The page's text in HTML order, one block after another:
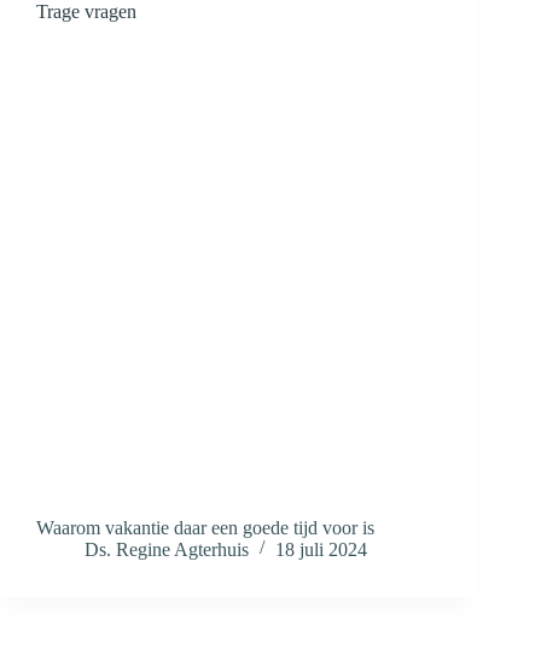
Trage vragen
Waarom vakantie daar een goede tijd voor is
Ds. Regine Agterhuis
18 juli 2024